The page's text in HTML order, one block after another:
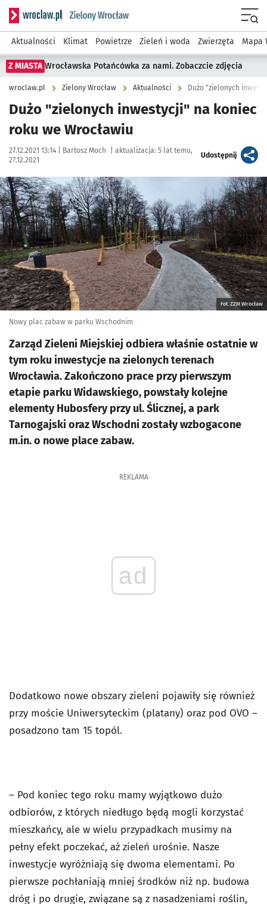
Serwis informacyjny wroclaw.pl podserwis: Środowisko we
Aktualności Klimat Powietrze Zieleń i woda Zwierzęta Mapa
Z MIASTA Wrocławska Potańcówka za nami. Zobaczcie zdjęcia
wroclaw.pl Zielony Wrocław Aktualności Dużo "zielonych
Dużo "zielonych inwestycji" na koniec
roku we Wrocławiu
Data publikacji:
27.12.2021 13:14 | Autor:
Bartosz Moch aktualizacja: 5 lat temu,
27.12.2021
Udostępnijartykuł
Kliknij, aby powiększyć
Fot. ZZM Wrocław
Nowy plac zabaw w parku Wschodnim
Zarząd Zieleni Miejskiej odbiera właśnie ostatnie w
tym roku inwestycje na zielonych terenach
Wrocławia. Zakończono prace przy pierwszym
etapie parku Widawskiego, powstały kolejne
elementy Hubosfery przy ul. Ślicznej, a park
Tarnogajski oraz Wschodni zostały wzbogacone
m.in. o nowe place zabaw.
REKLAMA
ad
Dodatkowo nowe obszary zieleni pojawiły się również
przy moście Uniwersyteckim (platany) oraz pod OVO –
posadzono tam 15 topól.
– Pod koniec tego roku mamy wyjątkowo dużo
odbiorów, z których niedługo będą mogli korzystać
mieszkańcy, ale w wielu przypadkach musimy na
pełny efekt poczekać, aż zieleń urośnie. Nasze
inwestycje wyróżniają się dwoma elementami. Po
pierwsze pochłaniają mniej środków niż np. budowa
dróg i po drugie, związane są z nasadzeniami roślin,